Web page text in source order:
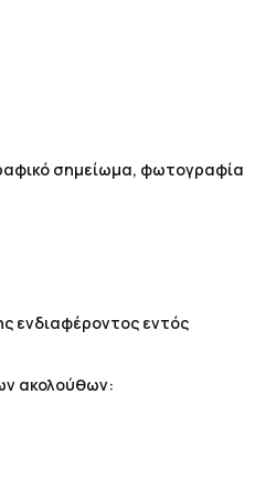
σημείωμα, φωτογραφία
ενδιαφέροντος εντός
ακολούθων: